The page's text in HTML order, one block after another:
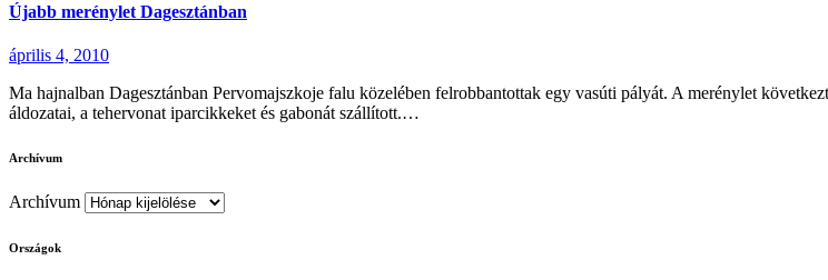
Újabb merénylet Dagesztánban
április 4, 2010
Ma hajnalban Dagesztánban Pervomajszkoje falu közelében felrobbantottak egy vasúti pályát. A merénylet
áldozatai, a tehervonat iparcikkeket és gabonát szállított.…
Archívum
Archívum
Országok